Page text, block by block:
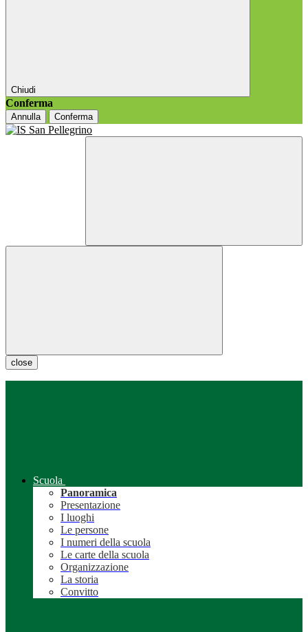
Chiudi
Conferma
Annulla Conferma
close
Scuola
Panoramica
Presentazione
I luoghi
Le persone
I numeri della scuola
Le carte della scuola
Organizzazione
La storia
Convitto